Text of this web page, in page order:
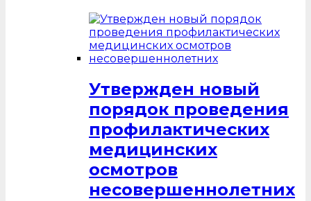
Утвержден новый
порядок проведения
профилактических
медицинских
осмотров
несовершеннолетних